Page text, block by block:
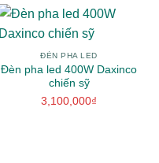
ĐÈN PHA LED
Đèn pha led 400W Daxinco
chiến sỹ
3,100,000₫